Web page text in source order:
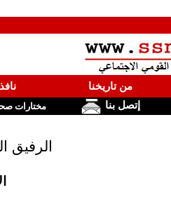
من تاريخنا
إتصل بنا مختارات
الرفيق